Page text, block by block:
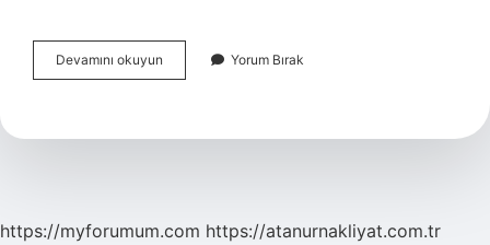
Devamını okuyun
Buhar
Yorum Bırak
https://myforumum.com https://atanurnakliyat.com.tr